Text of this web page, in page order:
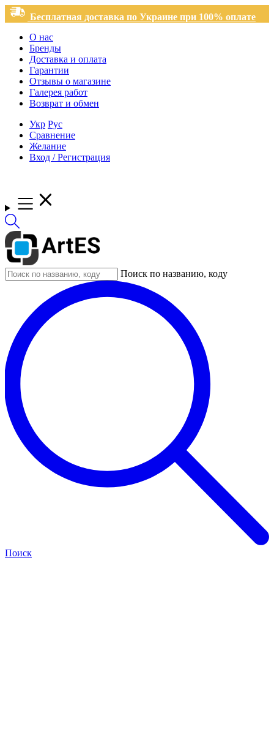
Бесплатная доставка по Украине при 100% оплате
О нас
Бренды
Доставка и оплата
Гарантии
Отзывы о магазине
Галерея работ
Возврат и обмен
Укр Рус
Сравнение
Желание
Вход / Регистрация
Поиск по названию, коду
Поиск